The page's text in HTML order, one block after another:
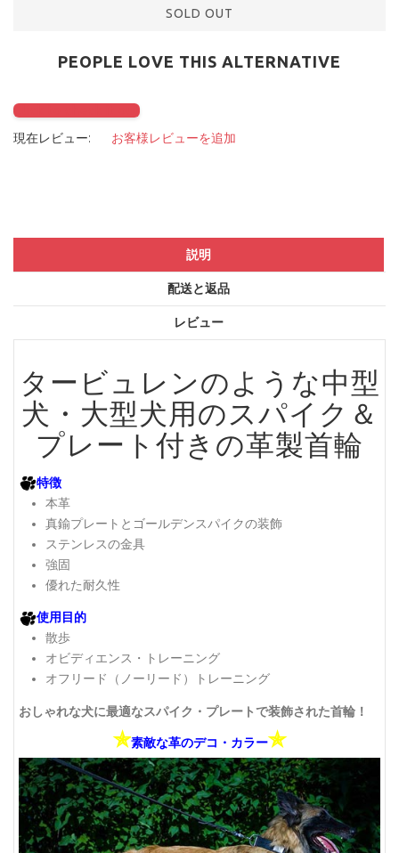
SOLD OUT
PEOPLE LOVE THIS ALTERNATIVE
Click to check it out
現在レビュー:
お客様レビューを追加
説明
配送と返品
レビュー
タービュレンのような中型
犬・大型犬用のスパイク＆
プレート付きの革製首輪
特徴
本革
真鍮プレートとゴールデンスパイクの装飾
ステンレスの金具
強固
優れた耐久性
使用目的
散歩
オビディエンス・トレーニング
オフリード（ノーリード）トレーニング
おしゃれな犬に最適なスパイク・プレートで装飾された首輪！
✯素敵な革のデコ・カラー✯